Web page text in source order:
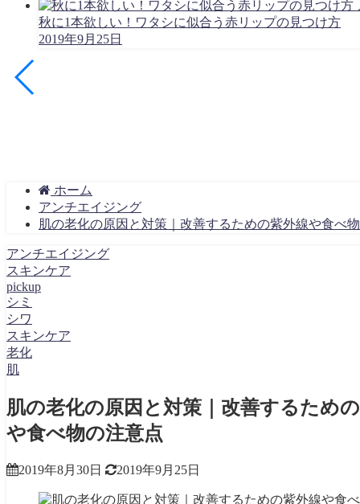
秋に1本欲しい！ワタシに似合う赤リップの見つけ方
2019年9月25日
ホーム
アンチエイジング
肌の老化の原因と対策｜改善するための紫外線や食べ
アンチエイジング
スキンケア
pickup
シミ
シワ
スキンケア
老化
肌
肌の老化の原因と対策｜改善するため
や食べ物の注意点
2019年8月30日 2019年9月25日